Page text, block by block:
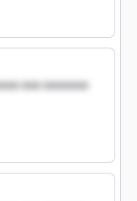
xxx xxxxxxx